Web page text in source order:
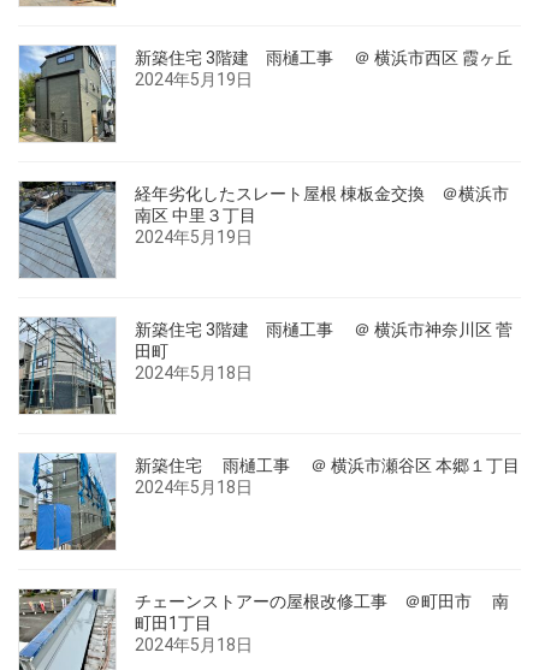
新築住宅 3階建 雨樋工事 ＠ 横浜市西区 霞ヶ丘
2024年5月19日
経年劣化したスレート屋根 棟板金交換 ＠横浜市
南区 中里３丁目
2024年5月19日
新築住宅 3階建 雨樋工事 ＠ 横浜市神奈川区 菅
田町
2024年5月18日
新築住宅 雨樋工事 ＠ 横浜市瀬谷区 本郷１丁目
2024年5月18日
チェーンストアーの屋根改修工事 ＠町田市 南
町田1丁目
2024年5月18日